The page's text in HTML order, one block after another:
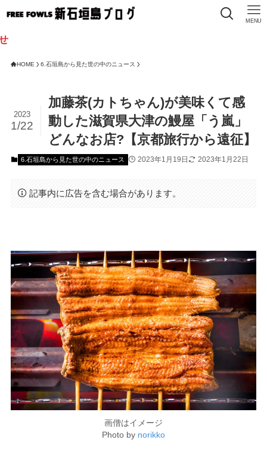
MENU
HOME 6.石垣島から見た世の中のニュース
加藤茶(カトちゃん)が美味くて感
動した滋賀県大津の鰻屋「う嵐」
どんなお店?【京都旅行から遠征】
2023
1/22
6.石垣島から見た世の中のニュース 2023年1月19日 2023年1月22日
記事内に広告を含む場合があります。
画僧はイメージ
Photo by norikko